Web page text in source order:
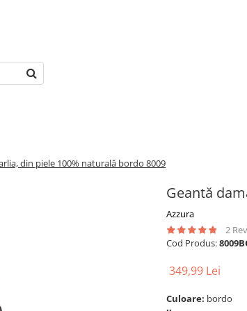
din piele 100% naturală bordo 8009
Geantă
Azzura
2
Cod Produs:
349,99 Lei
Culoare: bordo